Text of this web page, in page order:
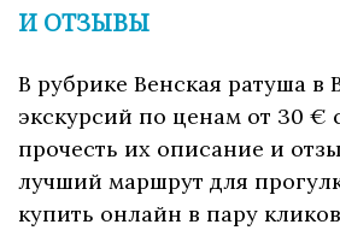
И ОТЗЫВЫ
В рубрике Венская ратуша в
экскурсий по ценам от 30 €
прочесть их описание и
лучший маршрут для
купить онлайн в пару